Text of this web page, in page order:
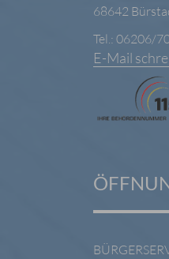
68642
Tel.: 06206/
E-Mail